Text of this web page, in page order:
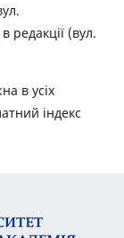
редакції (вул.
в усіх
індекс